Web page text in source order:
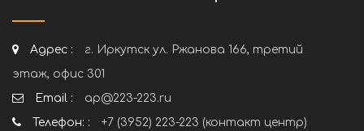
Адрес :
г. Иркутск ул. Ржанова 166, третий
этаж, офис 301
Email :
ap@223-223.ru
Телефон: :
+7 (3952) 223-223 (контакт центр)